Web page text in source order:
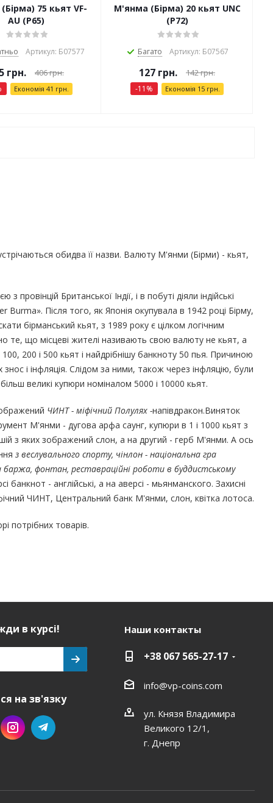
75 кьят VF-
AU (P65)
Артикул: Б07577
грн. 406грн.
Економія 41 грн.
М'янма (Бірма) 20 кьят UNC
(P72)
Багато Артикул: Б07567
127 грн. 142грн.
-11 % Економія 15грн.
обидва її назви. Валюту М'янми (Бірми) - кьят,
Британської Індії, і в побуті діяли індійські
Burma». Після того, як Японія окупувала в 1942 році Бірму,
бірманський кьят, з 1989 року є цілком логічним
те, що місцеві жителі називають свою валюту не кьят, а
200 і 500 кьят і найдрібнішу банкноту 50 пья. Причиною
і інфляція. Слідом за ними, також через інфляцію, були
великі купюри номіналом 5000 і 10000 кьят.
ЧИНТ - міфічний Полулях -напівдракон.Виняток
М'янми - дугова арфа саунг, купюри в 1 і 1000 кьят з
з яких зображений слон, а на другий - герб М'янми. А ось
з веслувального спорту, чінлон - національна гра
баржа, фонтан, реставраційні роботи в буддистському
банкнот - англійські, а на аверсі - мьянманского. Захисні
ЧИНТ, Центральний банк М'янми, слон, квітка лотоса.
потрібних товарів.
в курсі!
на зв'язку
Наши контакты
+38 067 565-27-17
info@vp-coins.com
ул. Князя Владимира
Великого 12/1,
г. Днепр